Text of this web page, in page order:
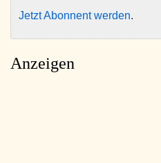
Jetzt Abonnent werden.
Anzeigen